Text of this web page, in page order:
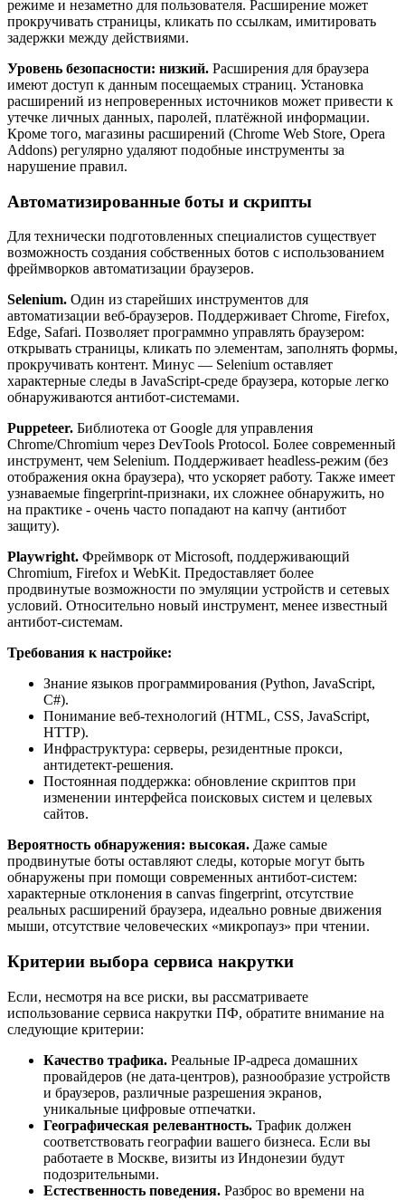
режиме и незаметно для пользователя. Расширение может
прокручивать страницы, кликать по ссылкам, имитировать
задержки между действиями.
Уровень безопасности: низкий. Расширения для браузера
имеют доступ к данным посещаемых страниц. Установка
расширений из непроверенных источников может привести к
утечке личных данных, паролей, платёжной информации.
Кроме того, магазины расширений (Chrome Web Store, Opera
Addons) регулярно удаляют подобные инструменты за
нарушение правил.
Автоматизированные боты и скрипты
Для технически подготовленных специалистов существует
возможность создания собственных ботов с использованием
фреймворков автоматизации браузеров.
Selenium. Один из старейших инструментов для
автоматизации веб-браузеров. Поддерживает Chrome, Firefox,
Edge, Safari. Позволяет программно управлять браузером:
открывать страницы, кликать по элементам, заполнять формы,
прокручивать контент. Минус — Selenium оставляет
характерные следы в JavaScript-среде браузера, которые легко
обнаруживаются антибот-системами.
Puppeteer. Библиотека от Google для управления
Chrome/Chromium через DevTools Protocol. Более современный
инструмент, чем Selenium. Поддерживает headless-режим (без
отображения окна браузера), что ускоряет работу. Также имеет
узнаваемые fingerprint-признаки, их сложнее обнаружить, но
на практике - очень часто попадают на капчу (антибот
защиту).
Playwright. Фреймворк от Microsoft, поддерживающий
Chromium, Firefox и WebKit. Предоставляет более
продвинутые возможности по эмуляции устройств и сетевых
условий. Относительно новый инструмент, менее известный
антибот-системам.
Требования к настройке:
Знание языков программирования (Python, JavaScript,
C#).
Понимание веб-технологий (HTML, CSS, JavaScript,
HTTP).
Инфраструктура: серверы, резидентные прокси,
антидетект-решения.
Постоянная поддержка: обновление скриптов при
изменении интерфейса поисковых систем и целевых
сайтов.
Вероятность обнаружения: высокая. Даже самые
продвинутые боты оставляют следы, которые могут быть
обнаружены при помощи современных антибот-систем:
характерные отклонения в canvas fingerprint, отсутствие
реальных расширений браузера, идеально ровные движения
мыши, отсутствие человеческих «микропауз» при чтении.
Критерии выбора сервиса накрутки
Если, несмотря на все риски, вы рассматриваете
использование сервиса накрутки ПФ, обратите внимание на
следующие критерии:
Качество трафика. Реальные IP-адреса домашних
провайдеров (не дата-центров), разнообразие устройств
и браузеров, различные разрешения экранов,
уникальные цифровые отпечатки.
Географическая релевантность. Трафик должен
соответствовать географии вашего бизнеса. Если вы
работаете в Москве, визиты из Индонезии будут
подозрительными.
Естественность поведения. Разброс во времени на